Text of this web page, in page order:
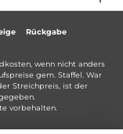
Rückgabe
, wenn nicht anders
gem. Staffel. War
Streichpreis, ist der
vorbehalten.